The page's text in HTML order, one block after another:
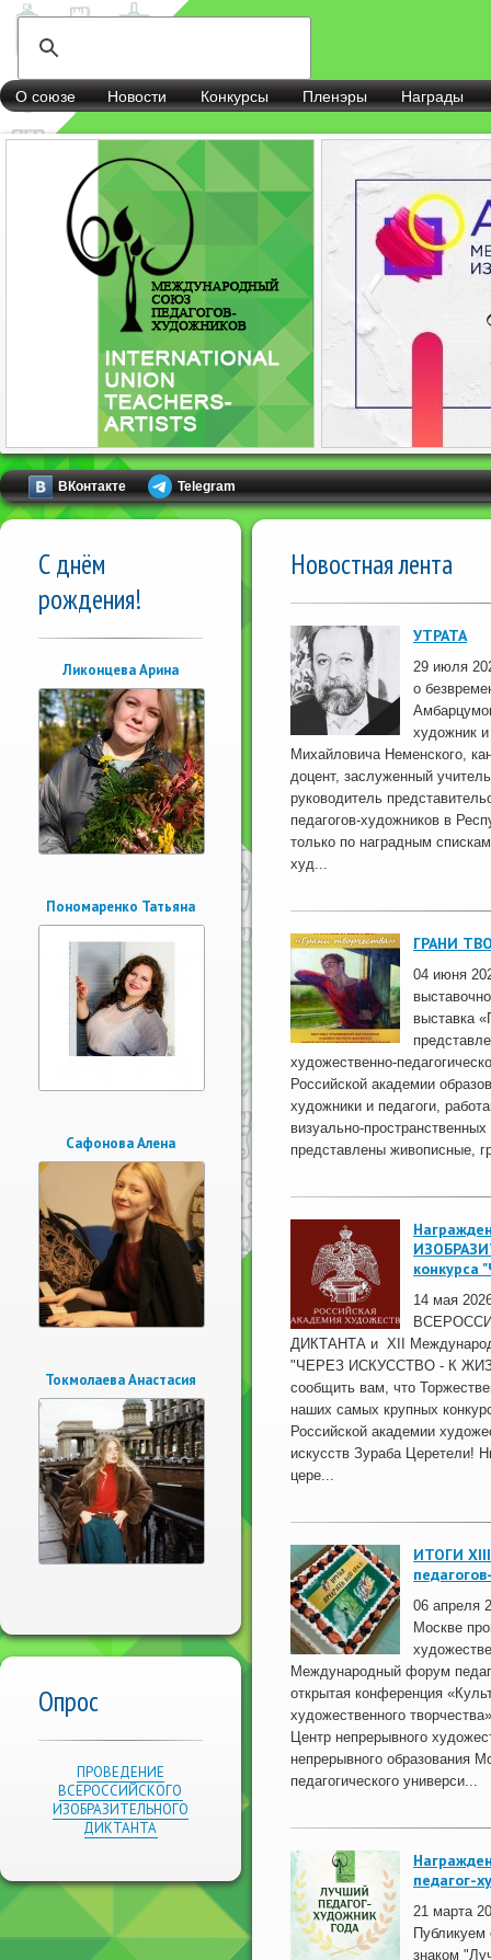
О союзе Новости Конкурсы Пленэры Награды
ВКонтакте Telegram
С днём
рождения!
Ликонцева Арина
Пономаренко Татьяна
Сафонова Алена
Токмолаева Анастасия
Опрос
ПРОВЕДЕНИЕ
ВСЕРОССИЙСКОГО
ИЗОБРАЗИТЕЛЬНОГО
ДИКТАНТА
Новостная лента
УТРАТА
29 июля
о
художник и
Михайловича Неменского,
доцент, заслуженный
руководитель
педагогов-художников в
только по наградным
худ...
ГРАНИ
04 июня
выставка
художественно-
Российской академии
художники и педагоги,
визуально-
представлены живописные,
14 мая
ДИКТАНТА и XII
"ЧЕРЕЗ ИСКУССТВО - К
сообщить вам, что
наших самых крупных
Российской академии
искусств Зураба Церетели!
цере...
ИТОГИ
06 апреля
Москве
Международный форум
открытая конференция
художественного
Центр непрерывного
непрерывного образования
педагогического универси...
педагог-
21 марта
Публикуем
знаком